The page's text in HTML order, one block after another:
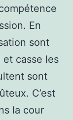
En
sont
et casse les
sont
C’est
la cour